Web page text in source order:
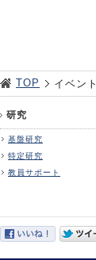
TOP イベン
研究
基盤研究
特定研究
教員サポート